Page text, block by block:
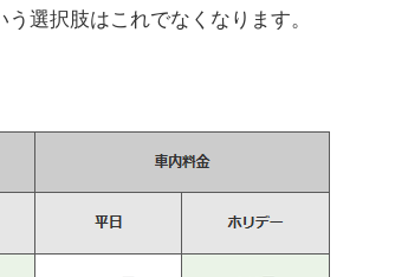
選択肢はこれでなくなります。